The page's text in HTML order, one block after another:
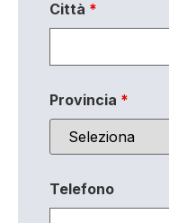
Città *
Provincia *
Telefono